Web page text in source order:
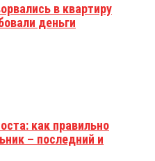
в квартиру
деньги
как правильно
– последний и